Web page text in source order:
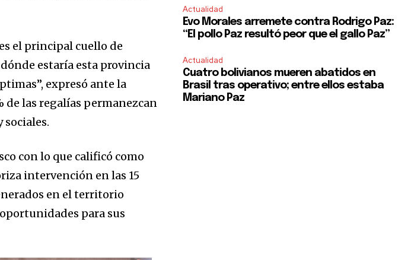
el principal cuello de
estaría esta provincia
expresó ante la
las regalías permanezcan
sociales.
con lo que calificó como
intervención en las 15
en el territorio
para sus
Actualidad
Evo Morales arremete contra Rodrigo Paz:
“El pollo Paz resultó peor que el gallo Paz”
Actualidad
Cuatro bolivianos mueren abatidos en
Brasil tras operativo; entre ellos estaba
Mariano Paz